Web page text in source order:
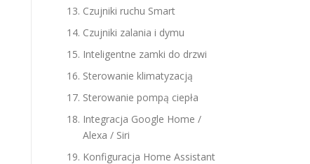
Czujniki ruchu Smart
Czujniki zalania i dymu
Inteligentne zamki do drzwi
Sterowanie klimatyzacją
Sterowanie pompą ciepła
Integracja Google Home /
Alexa / Siri
Konfiguracja Home Assistant